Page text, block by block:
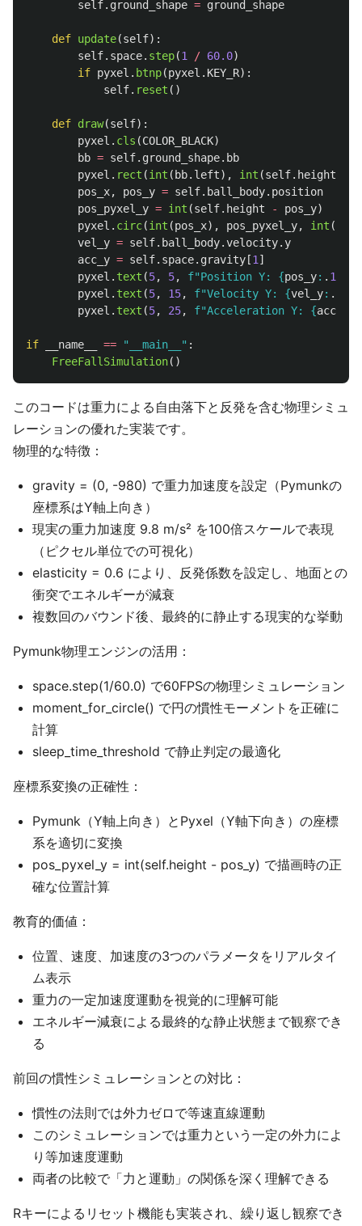
self. ground_shape = ground_shape
def update(self):
self. space. step(1 / 60.0)
if pyxel . btnp(pyxel . KEY_R):
self. reset ()
def draw(self):
pyxel . cls (COLOR_BLACK)
bb = self. ground_shape. bb
pyxel . rect (int ( bb. left), int (self. height
pos_x, pos_y = self. ball_body. position
pos_pyxel_y = int (self. height - pos_y)
pyxel . circ(int (pos_x), pos_pyxel_y, int (
vel_y = self. ball_body.velocity. y
acc_y = self. space. gravity [1 ]
pyxel . text (5, 5, f"Position Y: {pos_y: . 1
pyxel . text (5, 15, f"Velocity Y: {vel_y: .
pyxel . text (5, 25, f"Acceleration Y: {acc_y
if __name__ == " __main__ " :
FreeFallSimulation()
このコードは重力による自由落下と反発を含む物理シミュ
レーションの優れた実装です。
物理的な特徴：
gravity = (0, -980) で重力加速度を設定（Pymunkの
座標系はY軸上向き）
現実の重力加速度 9.8 m/s² を100倍スケールで表現
（ピクセル単位での可視化）
elasticity = 0.6 により、反発係数を設定し、地面との
衝突でエネルギーが減衰
複数回のバウンド後、最終的に静止する現実的な挙動
Pymunk物理エンジンの活用：
space.step(1/60.0) で60FPSの物理シミュレーション
moment_for_circle() で円の慣性モーメントを正確に
計算
sleep_time_threshold で静止判定の最適化
座標系変換の正確性：
Pymunk（Y軸上向き）とPyxel（Y軸下向き）の座標
系を適切に変換
pos_pyxel_y = int(self.height - pos_y) で描画時の正
確な位置計算
教育的価値：
位置、速度、加速度の3つのパラメータをリアルタイ
ム表示
重力の一定加速度運動を視覚的に理解可能
エネルギー減衰による最終的な静止状態まで観察でき
る
前回の慣性シミュレーションとの対比：
慣性の法則では外力ゼロで等速直線運動
このシミュレーションでは重力という一定の外力によ
り等加速度運動
両者の比較で「力と運動」の関係を深く理解できる
Rキーによるリセット機能も実装され、繰り返し観察でき